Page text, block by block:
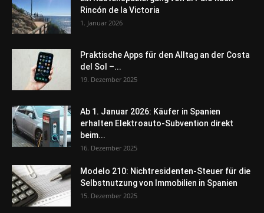
Rincón de la Victoria
1. Januar 2026
Praktische Apps für den Alltag an der Costa
del Sol –...
19. Dezember 2025
Ab 1. Januar 2026: Käufer in Spanien
erhalten Elektroauto-Subvention direkt
beim...
16. Dezember 2025
Modelo 210: Nichtresidenten-Steuer für die
Selbstnutzung von Immobilien in Spanien
15. Dezember 2025